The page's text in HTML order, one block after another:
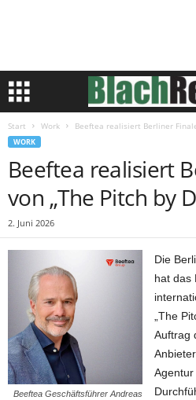
Start Work Beeftea realisiert Berliner
WORK
Beeftea realisiert
von „The Pitch by
2. Juni 2026
Beeftea Geschäftsführer Andreas
Die
hat das
„The
Auftrag